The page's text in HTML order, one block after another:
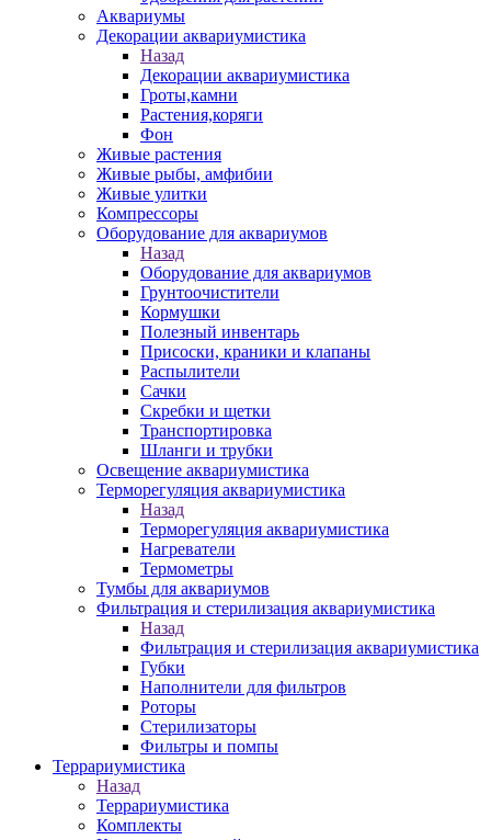
Аквариумы
Декорации аквариумистика
Назад
Декорации аквариумистика
Гроты,камни
Растения,коряги
Фон
Живые растения
Живые рыбы, амфибии
Живые улитки
Компрессоры
Оборудование для аквариумов
Назад
Оборудование для аквариумов
Грунтоочистители
Кормушки
Полезный инвентарь
Присоски, краники и клапаны
Распылители
Сачки
Скребки и щетки
Транспортировка
Шланги и трубки
Освещение аквариумистика
Терморегуляция аквариумистика
Назад
Терморегуляция аквариумистика
Нагреватели
Термометры
Тумбы для аквариумов
Фильтрация и стерилизация аквариумистика
Назад
Фильтрация и стерилизация аквариумистика
Губки
Наполнители для фильтров
Роторы
Стерилизаторы
Фильтры и помпы
Террариумистика
Назад
Террариумистика
Комплекты